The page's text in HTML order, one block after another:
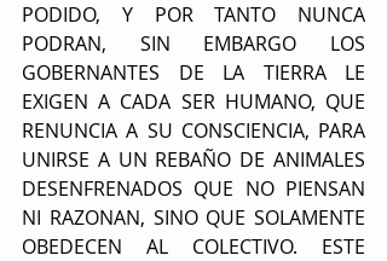
PODIDO, Y POR TANTO NUNCA
PODRAN, SIN EMBARGO LOS
GOBERNANTES DE LA TIERRA LE
EXIGEN A CADA SER HUMANO, QUE
RENUNCIA A SU CONSCIENCIA, PARA
UNIRSE A UN REBAÑO DE ANIMALES
DESENFRENADOS QUE NO PIENSAN
NI RAZONAN, SINO QUE SOLAMENTE
OBEDECEN AL COLECTIVO. ESTE